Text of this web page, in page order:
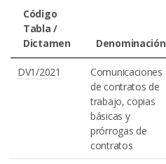
Código
Tabla /
Dictamen
Denominación
DV1/2021
Comunicaciones
de contratos de
trabajo, copias
básicas y
prórrogas de
contratos